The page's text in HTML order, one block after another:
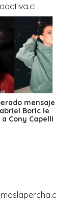
mensaje
Boric le
Cony Capelli